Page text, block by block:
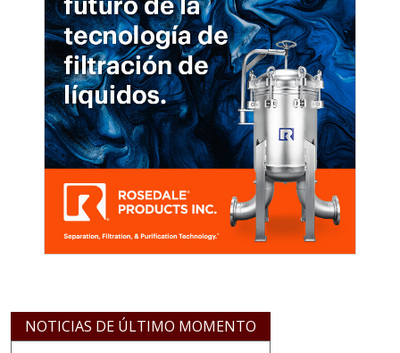
NOTICIAS DE ÚLTIMO MOMENTO